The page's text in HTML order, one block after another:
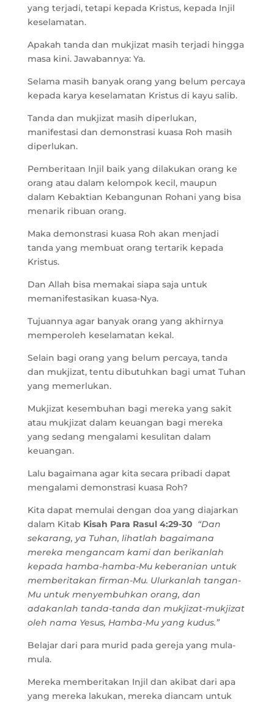
yang terjadi, tetapi kepada Kristus, kepada Injil
keselamatan.
Apakah tanda dan mukjizat masih terjadi hingga
masa kini. Jawabannya: Ya.
Selama masih banyak orang yang belum percaya
kepada karya keselamatan Kristus di kayu salib.
Tanda dan mukjizat masih diperlukan,
manifestasi dan demonstrasi kuasa Roh masih
diperlukan.
Pemberitaan Injil baik yang dilakukan orang ke
orang atau dalam kelompok kecil, maupun
dalam Kebaktian Kebangunan Rohani yang bisa
menarik ribuan orang.
Maka demonstrasi kuasa Roh akan menjadi
tanda yang membuat orang tertarik kepada
Kristus.
Dan Allah bisa memakai siapa saja untuk
memanifestasikan kuasa-Nya.
Tujuannya agar banyak orang yang akhirnya
memperoleh keselamatan kekal.
Selain bagi orang yang belum percaya, tanda
dan mukjizat, tentu dibutuhkan bagi umat Tuhan
yang memerlukan.
Mukjizat kesembuhan bagi mereka yang sakit
atau mukjizat dalam keuangan bagi mereka
yang sedang mengalami kesulitan dalam
keuangan.
Lalu bagaimana agar kita secara pribadi dapat
mengalami demonstrasi kuasa Roh?
Kita dapat memulai dengan doa yang diajarkan
dalam Kitab Kisah Para Rasul 4:29-30 “Dan
sekarang, ya Tuhan, lihatlah bagaimana
mereka mengancam kami dan berikanlah
kepada hamba-hamba-Mu keberanian untuk
memberitakan firman-Mu. Ulurkanlah tangan-
Mu untuk menyembuhkan orang, dan
adakanlah tanda-tanda dan mukjizat-mukjizat
oleh nama Yesus, Hamba-Mu yang kudus.”
Belajar dari para murid pada gereja yang mula-
mula.
Mereka memberitakan Injil dan akibat dari apa
yang mereka lakukan, mereka diancam untuk